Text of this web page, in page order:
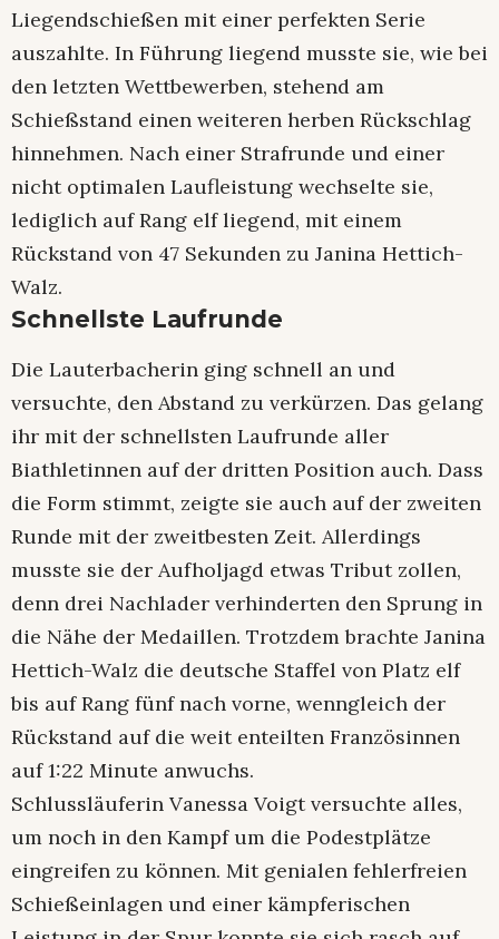
Liegendschießen mit einer perfekten Serie
auszahlte. In Führung liegend musste sie, wie bei
den letzten Wettbewerben, stehend am
Schießstand einen weiteren herben Rückschlag
hinnehmen. Nach einer Strafrunde und einer
nicht optimalen Laufleistung wechselte sie,
lediglich auf Rang elf liegend, mit einem
Rückstand von 47 Sekunden zu Janina Hettich-
Walz.
Schnellste Laufrunde
Die Lauterbacherin ging schnell an und
versuchte, den Abstand zu verkürzen. Das gelang
ihr mit der schnellsten Laufrunde aller
Biathletinnen auf der dritten Position auch. Dass
die Form stimmt, zeigte sie auch auf der zweiten
Runde mit der zweitbesten Zeit. Allerdings
musste sie der Aufholjagd etwas Tribut zollen,
denn drei Nachlader verhinderten den Sprung in
die Nähe der Medaillen. Trotzdem brachte Janina
Hettich-Walz die deutsche Staffel von Platz elf
bis auf Rang fünf nach vorne, wenngleich der
Rückstand auf die weit enteilten Französinnen
auf 1:22 Minute anwuchs.
Schlussläuferin Vanessa Voigt versuchte alles,
um noch in den Kampf um die Podestplätze
eingreifen zu können. Mit genialen fehlerfreien
Schießeinlagen und einer kämpferischen